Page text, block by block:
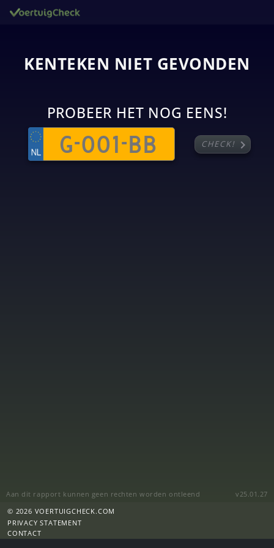
KENTEKEN NIET GEVONDEN
PROBEER HET NOG EENS!
CHECK! chevron_right
Aan dit rapport kunnen geen rechten worden ontleend
v25.01.27
© 2026 VOERTUIGCHECK.COM
PRIVACY STATEMENT
CONTACT